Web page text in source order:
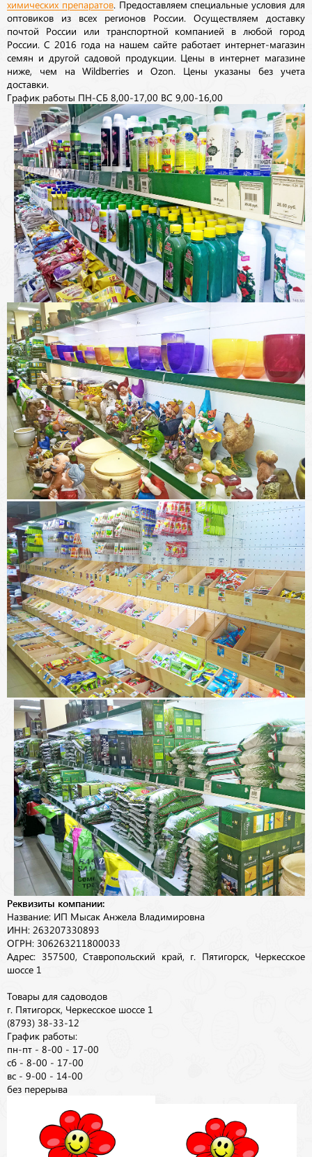
химических препаратов. Предоставляем специальные условия для
оптовиков из всех регионов России. Осуществляем доставку
почтой России или транспортной компанией в любой город
России. С 2016 года на нашем сайте работает интернет-магазин
семян и другой садовой продукции. Цены в интернет магазине
ниже, чем на Wildberries и Ozon. Цены указаны без учета
доставки.
График работы ПН-СБ 8,00-17,00 ВС 9,00-16,00
Реквизиты компании:
Название: ИП Мысак Анжела Владимировна
ИНН: 263207330893
ОГРН: 306263211800033
Адрес: 357500, Ставропольский край, г. Пятигорск, Черкесское
шоссе 1
Товары для садоводов
г. Пятигорск, Черкесское шоссе 1
(8793) 38-33-12
График работы:
пн-пт - 8-00 - 17-00
сб - 8-00 - 17-00
вс - 9-00 - 14-00
без перерыва